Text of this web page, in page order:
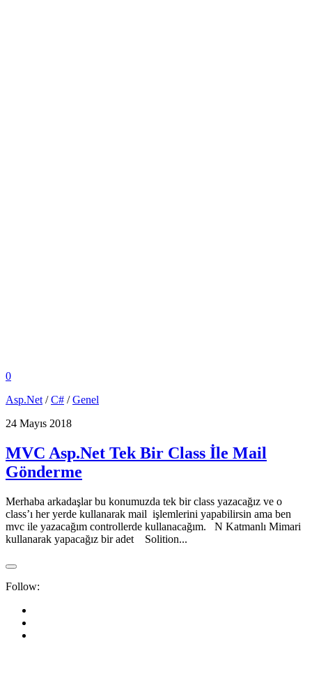
0
Asp.Net /C# /Genel
24 Mayıs 2018
MVC Asp.Net Tek Bir Class İle Mail
Gönderme
Merhaba arkadaşlar bu konumuzda tek bir class yazacağız ve o
class’ı her yerde kullanarak mail işlemlerini yapabilirsin ama ben
mvc ile yazacağım controllerde kullanacağım. N Katmanlı Mimari
kullanarak yapacağız bir adet Solition...
Follow: